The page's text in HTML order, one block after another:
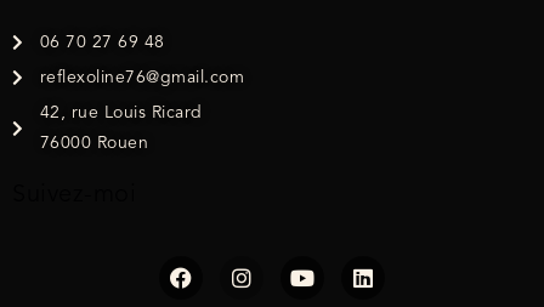
06 70 27 69 48
reflexoline76@gmail.com
42, rue Louis Ricard
76000 Rouen